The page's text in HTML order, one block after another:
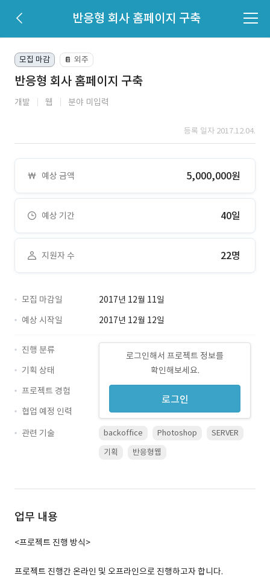
반응형 회사 홈페이지 구축
모집 마감 📔 외주
반응형 회사 홈페이지 구축
개발 웹 분야 미입력
등록 일자 2017.12.04.
예상 금액 5,000,000원
예상 기간 40일
지원자 수 22명
모집 마감일
2017년 12월 11일
예상 시작일
2017년 12월 12일
로그인해서 프로젝트 정보를
확인해보세요.
로그인
진행 분류
기획 상태
프로젝트 경험
협업 예정 인력
관련 기술
backoffice Photoshop
SERVER
기획
반응형웹
업무 내용
<프로젝트 진행 방식>
프로젝트 진행간 온라인 및 오프라인으로 진행하고자 합니다.